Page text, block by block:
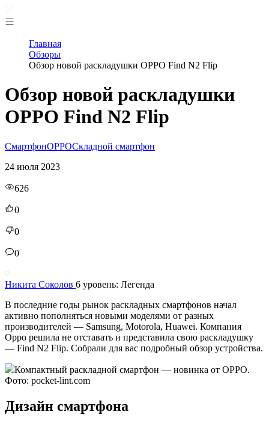
Главная
Обзоры
Обзор новой раскладушки OPPO Find N2 Flip
Обзор новой раскладушки
OPPO Find N2 Flip
СмартфонOPPOСкладной смартфон
24 июля 2023
626
0
0
0
Никита Соколов 6 уровень: Легенда
В последние годы рынок раскладных смартфонов начал
активно пополняться новыми моделями от разных
производителей — Samsung, Motorola, Huawei. Компания
Oppo решила не отставать и представила свою раскладушку
— Find N2 Flip. Собрали для вас подробный обзор устройства.
Компактный раскладной смартфон — новинка от OPPO.
Фото: pocket-lint.com
Дизайн смартфона